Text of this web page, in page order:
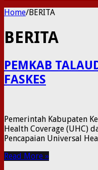
Home/BERITA
BERITA
PEMKAB
FASKES
Pemerintah Kabupaten
Health Coverage (UHC)
Pencapaian Universal
Read More »